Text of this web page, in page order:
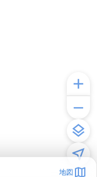
地図